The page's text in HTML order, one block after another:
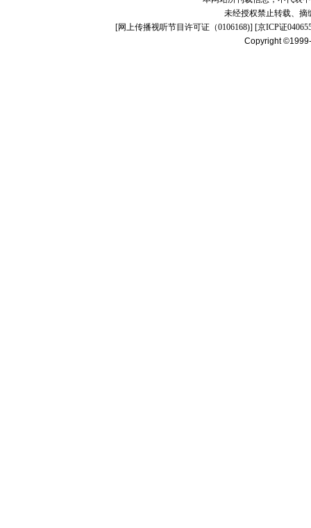
未经授权禁止转载、摘
[网上传播视听节目许可证（0106168)] [京ICP证
Copyright